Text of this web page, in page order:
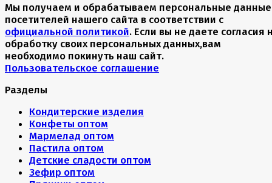
Мы получаем и обрабатываем персональные данные
посетителей нашего сайта в соответствии с
официальной политикой. Если вы не даете согласия
обработку своих персональных данных,вам
необходимо покинуть наш сайт.
Пользовательское соглашение
Разделы
Кондитерские изделия
Конфеты оптом
Мармелад оптом
Пастила оптом
Детские сладости оптом
Зефир оптом